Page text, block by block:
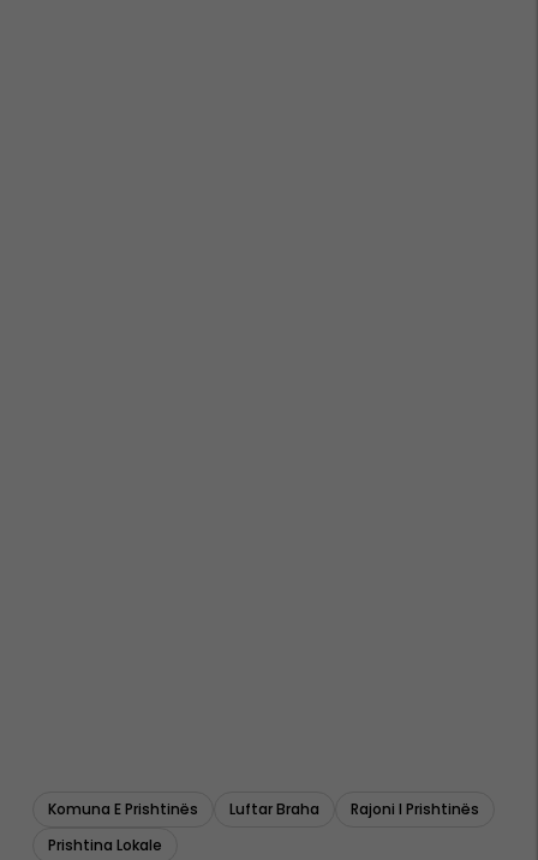
Komuna E Prishtinës Luftar Braha
Rajoni I Prishtinës
Prishtina Lokale